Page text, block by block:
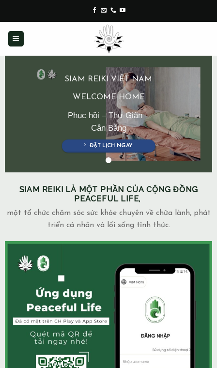
content
SIAM REIKI VIỆT NAM
WELCOME HOME
Phục hồi – Thư Giãn –
Cân Bằng
ĐẶT LỊCH NGAY
SIAM REIKI LÀ MỘT PHẦN CỦA CỘNG ĐỒNG
PEACEFUL LIFE,
một tổ chức chăm sóc sức khỏe chuyên về chữa lành, phát
triển cá nhân và lối sống tỉnh thức.